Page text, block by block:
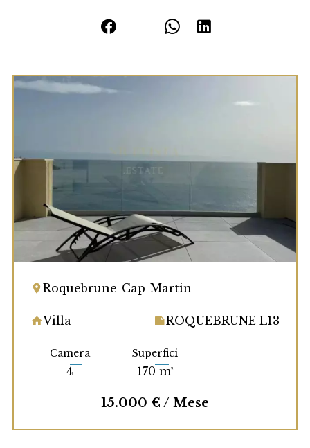
Roquebrune-Cap-Martin
Villa ROQUEBRUNE L13
Camera
4
Superfici
170 m²
15.000 € / Mese